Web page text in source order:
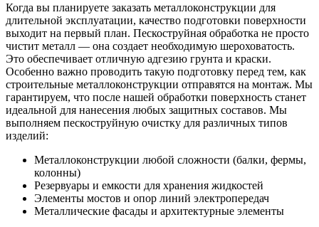
Когда вы планируете заказать металлоконструкции для
длительной эксплуатации, качество подготовки поверхности
выходит на первый план. Пескоструйная обработка не просто
чистит металл — она создает необходимую шероховатость.
Это обеспечивает отличную адгезию грунта и краски.
Особенно важно проводить такую подготовку перед тем, как
строительные металлоконструкции отправятся на монтаж. Мы
гарантируем, что после нашей обработки поверхность станет
идеальной для нанесения любых защитных составов. Мы
выполняем пескоструйную очистку для различных типов
изделий:
Металлоконструкции любой сложности (балки, фермы,
колонны)
Резервуары и емкости для хранения жидкостей
Элементы мостов и опор линий электропередач
Металлические фасады и архитектурные элементы